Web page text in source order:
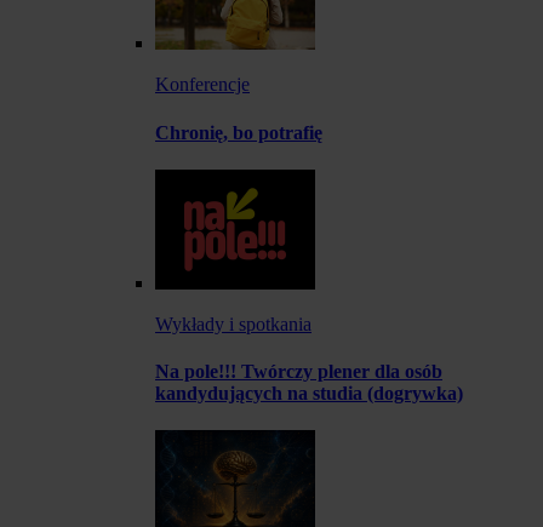
Konferencje
Chronię, bo potrafię
Wykłady i spotkania
Na pole!!! Twórczy plener dla osób
kandydujących na studia (dogrywka)